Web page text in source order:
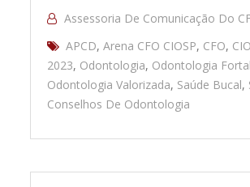
Assessoria De Comunicação Do
APCD,Arena CFO CIOSP, CFO,
2023, Odontologia, Odontologia
Odontologia Valorizada, Saúde Bucal,
Conselhos De Odontologia